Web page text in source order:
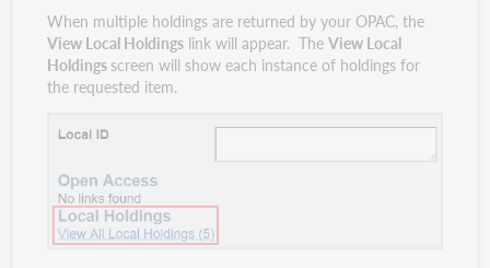
When multiple holdings are returned by your OPAC, the
View Local Holdings link will appear. TheView Local
Holdings screen will show each instance of holdings for
the requested item.